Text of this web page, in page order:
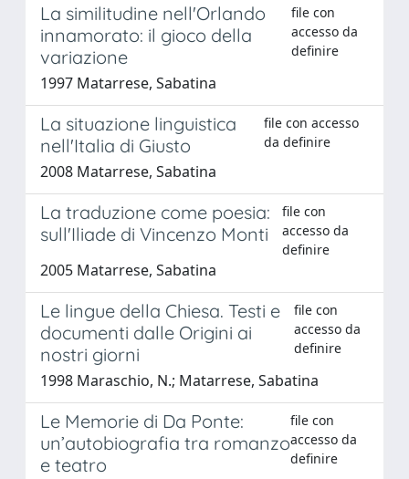
La similitudine nell'Orlando
innamorato: il gioco della
variazione
file con
accesso da
definire
1997 Matarrese, Sabatina
La situazione linguistica
nell'Italia di Giusto
file con accesso
da definire
2008 Matarrese, Sabatina
La traduzione come poesia:
sull'Iliade di Vincenzo Monti
file con
accesso da
definire
2005 Matarrese, Sabatina
Le lingue della Chiesa. Testi e
documenti dalle Origini ai
nostri giorni
file con
accesso da
definire
1998 Maraschio, N.; Matarrese, Sabatina
Le Memorie di Da Ponte:
un’autobiografia tra romanzo
e teatro
file con
accesso da
definire